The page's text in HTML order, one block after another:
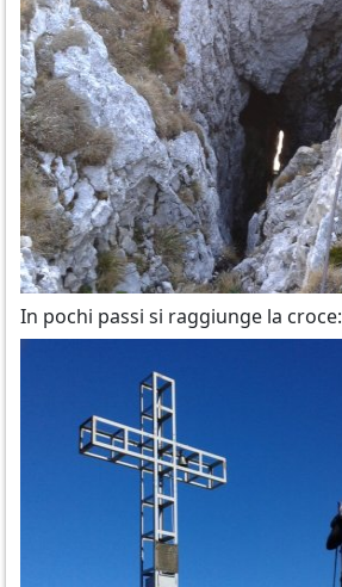
In pochi passi si raggiunge la croce: